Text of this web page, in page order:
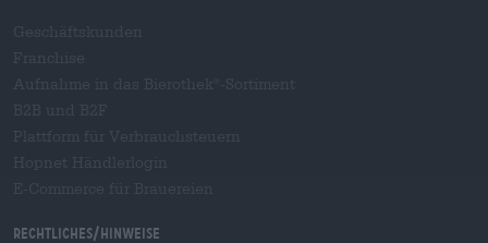
Rechtliches/Hinweise